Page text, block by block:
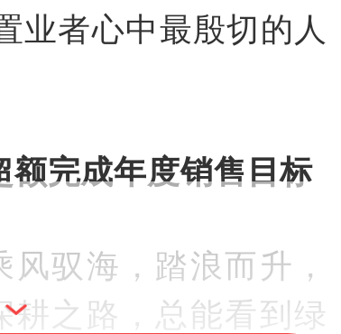
业者心中最殷切的人
额完成年度销售目标
驭海，踏浪而升，
耕之路，总能看到绿